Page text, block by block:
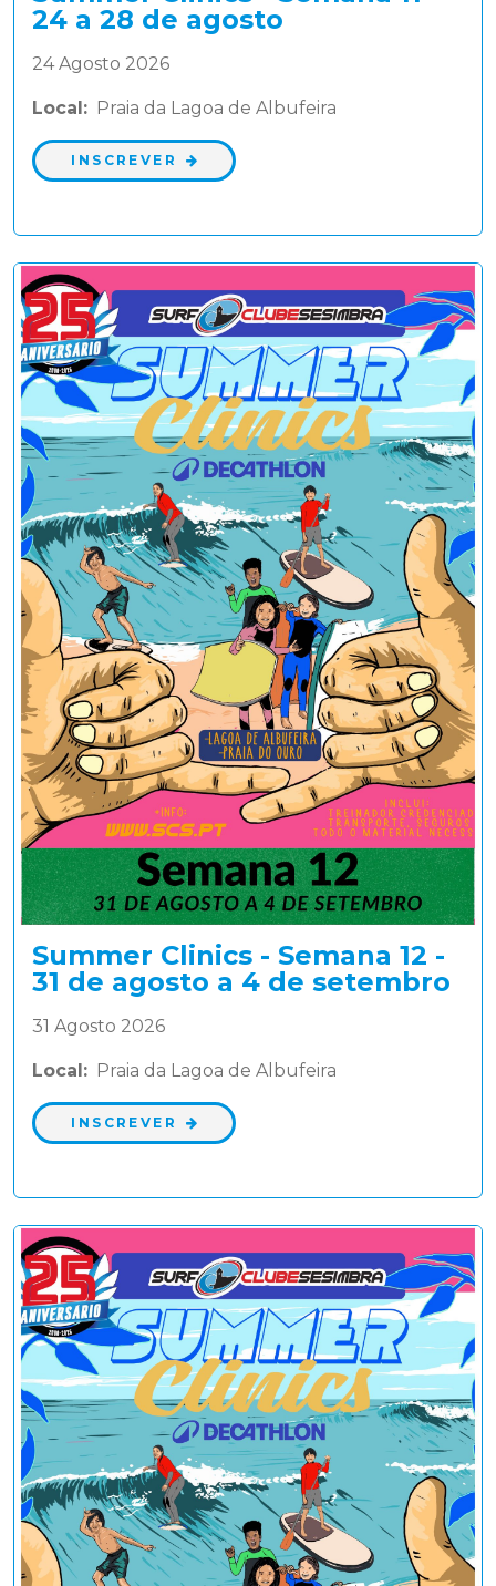
24 a 28 de agosto
24 Agosto 2026
Local: Praia da Lagoa de Albufeira
INSCREVER
Summer Clinics - Semana 12 -
31 de agosto a 4 de setembro
31 Agosto 2026
Local: Praia da Lagoa de Albufeira
INSCREVER